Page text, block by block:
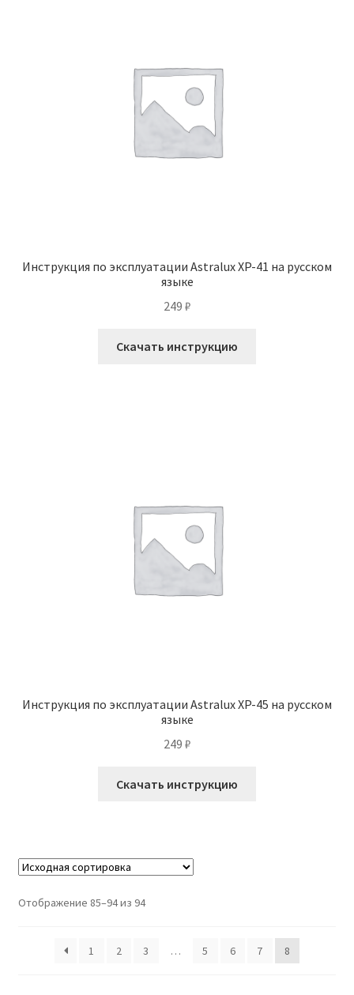
Инструкция по эксплуатации Astralux XP-41 на русском
языке
249 ₽
Скачать инструкцию
Инструкция по эксплуатации Astralux XP-45 на русском
языке
249 ₽
Скачать инструкцию
Отображение 85–94 из 94
1 2 3 … 5 6 7 8